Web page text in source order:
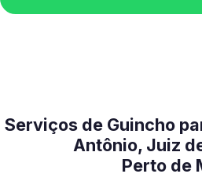
Serviços de Guincho
Antônio, Juiz
Perto de